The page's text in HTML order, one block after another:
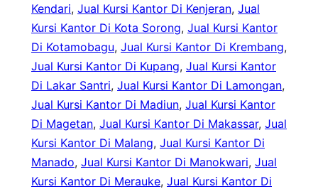
Kendari, Jual Kursi Kantor Di Kenjeran, Jual
Kursi Kantor Di Kota Sorong, Jual Kursi Kantor
Di Kotamobagu, Jual Kursi Kantor Di Krembang
Jual Kursi Kantor Di Kupang, Jual Kursi Kantor
Di Lakar Santri, Jual Kursi Kantor Di Lamongan
Jual Kursi Kantor Di Madiun, Jual Kursi Kantor
Di Magetan, Jual Kursi Kantor Di Makassar, Jual
Kursi Kantor Di Malang, Jual Kursi Kantor Di
Manado, Jual Kursi Kantor Di Manokwari, Jual
Kursi Kantor Di Merauke, Jual Kursi Kantor Di